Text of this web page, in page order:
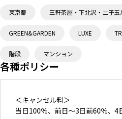
東京都 三軒茶屋・下北沢・二子玉
GREEN&GARDEN LUXE
階段 マンション
各種ポリシー
＜キャンセル料＞
当日100％、前日〜3日前60％、